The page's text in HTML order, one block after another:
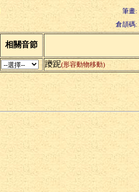
筆畫:
倉頡碼:
相關音節
躨跜(形容動物移動)